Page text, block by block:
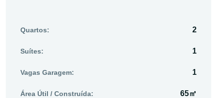
Quartos: 2
Suítes: 1
Vagas Garagem: 1
Área Útil / Construída: 65㎡